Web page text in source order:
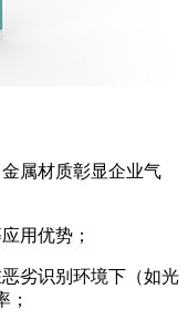
属材质彰显企业气
用优势；
劣识别环境下（如光
；